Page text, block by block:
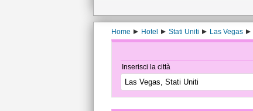
Home Hotel Stati Uniti Las Vegas
Inserisci la città